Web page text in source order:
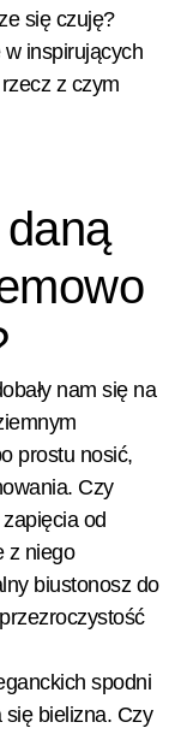
się czuję?
inspirujących
z czym
nam się na
prostu nosić,
Czy
od
z niego
biustonosz do
spodni
bielizna. Czy